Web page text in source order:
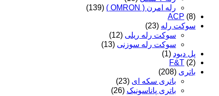
رله امرن ( OMRON )
(139)
ACP (8)
سوکت رله (23)
سوکت رله ریلی (12)
سوکت رله سوزنی (13)
پل دیود (1)
F&T (2)
باتری (208)
باتری سکه ای (23)
باتری پاناسونیک (26)